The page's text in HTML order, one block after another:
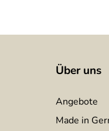
Über uns
Angebote
Made in